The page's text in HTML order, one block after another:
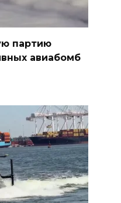
партию
авиабомб